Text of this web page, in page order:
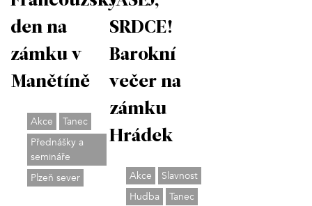
den na
zámku v
Manětíně
Akce
Tanec
Přednášky a
semináře
Plzeň sever
SRDCE!
Barokní
večer na
zámku
Hrádek
Akce
Slavnost
Hudba
Tanec